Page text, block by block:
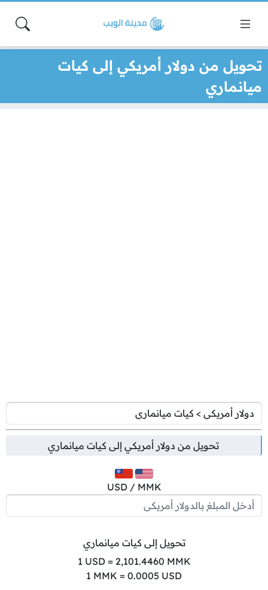
تحويل من دولار أمريكي إلى كيات
ميانماري
تحويل من دولار أمريكي إلى كيات ميانماري
USD / MMK
تحويل إلى كيات ميانماري
1 USD = 2,101.4460 MMK
1 MMK = 0.0005 USD